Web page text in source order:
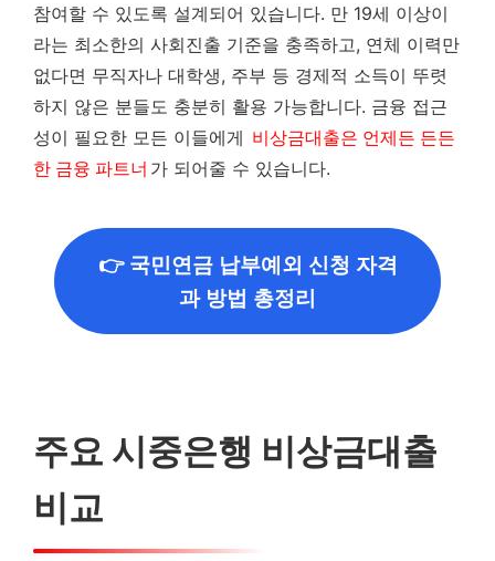
참여할 수 있도록 설계되어 있습니다. 만 19세 이상이
라는 최소한의 사회진출 기준을 충족하고, 연체 이력만
없다면 무직자나 대학생, 주부 등 경제적 소득이 뚜렷
하지 않은 분들도 충분히 활용 가능합니다. 금융 접근
성이 필요한 모든 이들에게 비상금대출은 언제든 든든
한 금융 파트너 가 되어줄 수 있습니다.
👉 국민연금 납부예외 신청 자격
과 방법 총정리
주요 시중은행 비상금대출
비교